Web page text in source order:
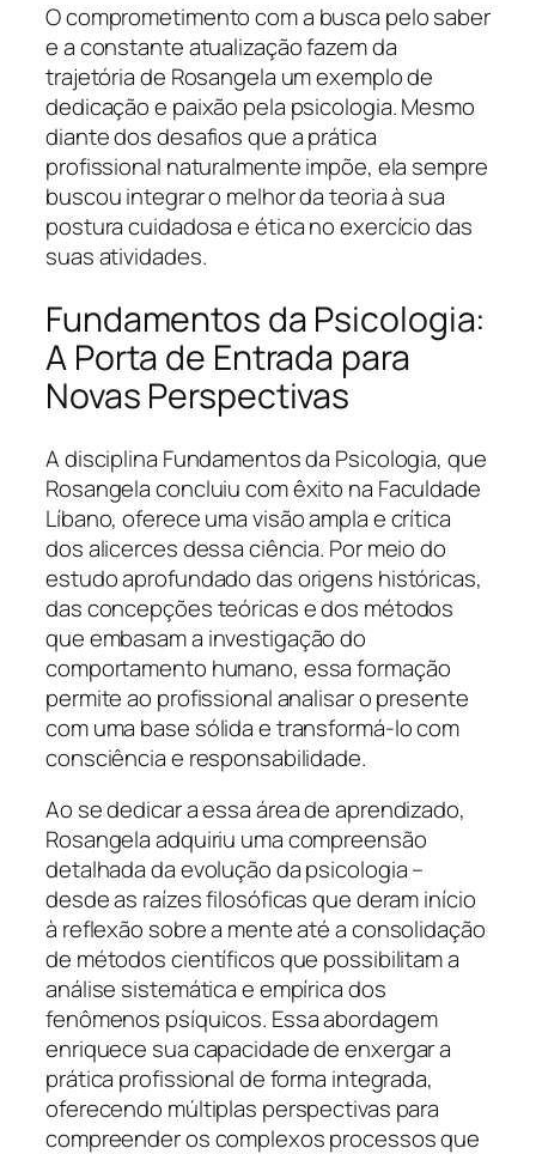
O comprometimento com a busca pelo saber
e a constante atualização fazem da
trajetória de Rosangela um exemplo de
dedicação e paixão pela psicologia. Mesmo
diante dos desafios que a prática
profissional naturalmente impõe, ela sempre
buscou integrar o melhor da teoria à sua
postura cuidadosa e ética no exercício das
suas atividades.
Fundamentos da Psicologia:
A Porta de Entrada para
Novas Perspectivas
A disciplina Fundamentos da Psicologia, que
Rosangela concluiu com êxito na Faculdade
Líbano, oferece uma visão ampla e crítica
dos alicerces dessa ciência. Por meio do
estudo aprofundado das origens históricas,
das concepções teóricas e dos métodos
que embasam a investigação do
comportamento humano, essa formação
permite ao profissional analisar o presente
com uma base sólida e transformá-lo com
consciência e responsabilidade.
Ao se dedicar a essa área de aprendizado,
Rosangela adquiriu uma compreensão
detalhada da evolução da psicologia –
desde as raízes filosóficas que deram início
à reflexão sobre a mente até a consolidação
de métodos científicos que possibilitam a
análise sistemática e empírica dos
fenômenos psíquicos. Essa abordagem
enriquece sua capacidade de enxergar a
prática profissional de forma integrada,
oferecendo múltiplas perspectivas para
compreender os complexos processos que